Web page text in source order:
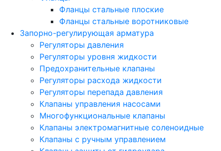
Фланцы стальные плоские
Фланцы стальные воротниковые
Запорно-регулирующая арматура
Регуляторы давления
Регуляторы уровня жидкости
Предохранительные клапаны
Регуляторы расхода жидкости
Регуляторы перепада давления
Клапаны управления насосами
Многофункциональные клапаны
Клапаны электромагнитные соленоидные
Клапаны с ручным управлением